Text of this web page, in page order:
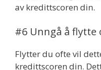
av kredittscoren din.
#6 Unngå å flytte
Flytter du ofte vil
kredittscoren din.